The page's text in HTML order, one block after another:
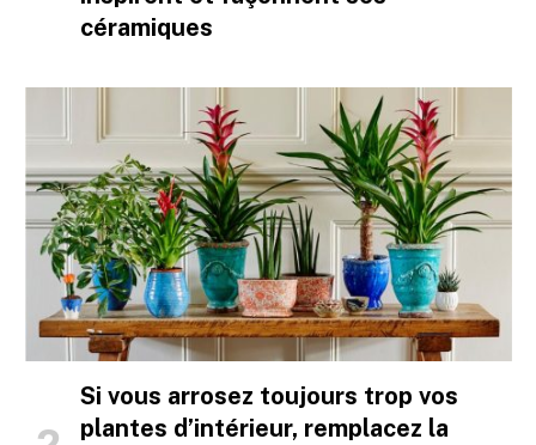
céramiques
Si vous arrosez toujours trop vos
plantes d’intérieur, remplacez la